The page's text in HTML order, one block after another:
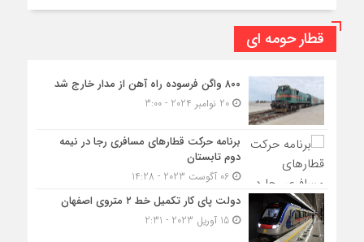
قطار حومه ای
۸۰۰ واگن فرسوده راه آهن از مدار خارج شد
20 نوامبر 2024 - 3:00
برنامه حرکت قطارهای مسافری رجا در نیمه
دوم تابستان
06 آگوست 2023 - 14:28
دولت پای کار تکمیل خط ۲ متروی اصفهان
15 آوریل 2023 - 2:31